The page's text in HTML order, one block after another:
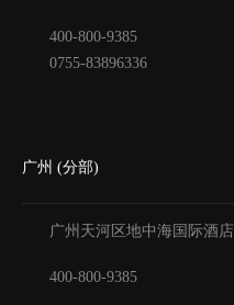
400-800-9385
0755-83896336
广州 (分部)
广州天河区地中海国际酒店
400-800-9385